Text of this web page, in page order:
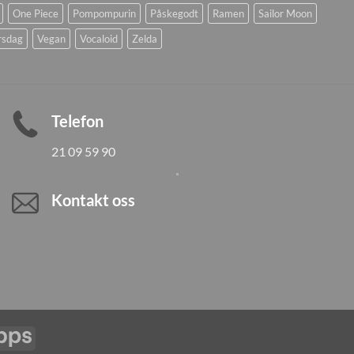
One Piece Pompompurin Påskegodt Ramen
Sailor Moon
Vegan Vocaloid Zelda
Telefon
21 09 59 90
Kontakt oss
Vipps